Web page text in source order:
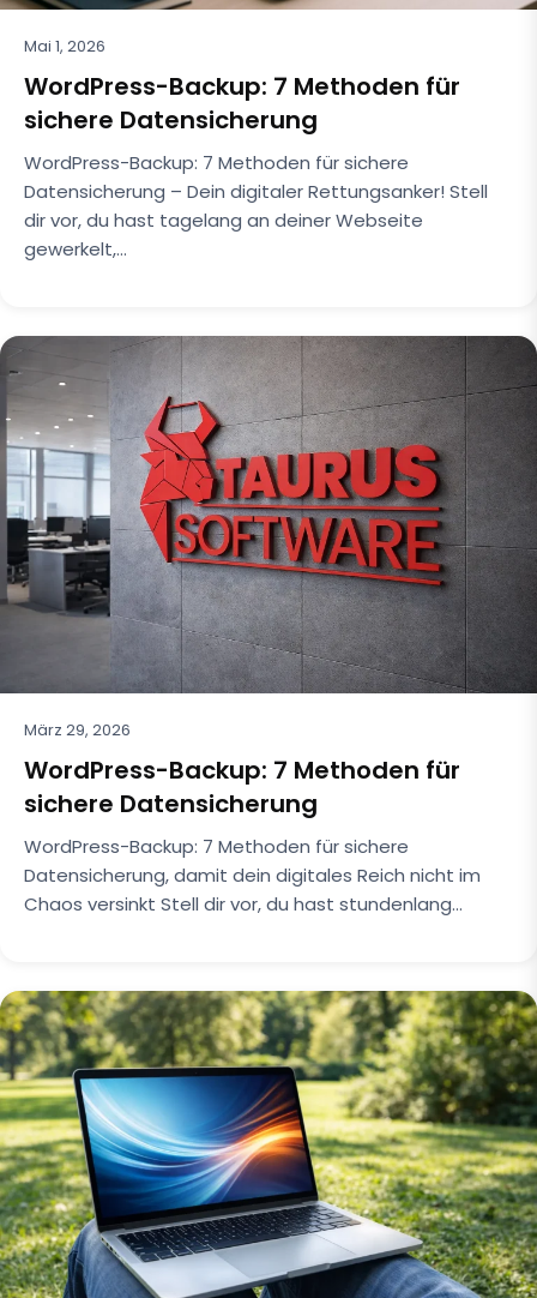
Mai 1, 2026
WordPress-Backup: 7 Methoden für
sichere Datensicherung
WordPress-Backup: 7 Methoden für sichere
Datensicherung – Dein digitaler Rettungsanker! Stell
dir vor, du hast tagelang an deiner Webseite
gewerkelt,…
März 29, 2026
WordPress-Backup: 7 Methoden für
sichere Datensicherung
WordPress-Backup: 7 Methoden für sichere
Datensicherung, damit dein digitales Reich nicht im
Chaos versinkt Stell dir vor, du hast stundenlang…